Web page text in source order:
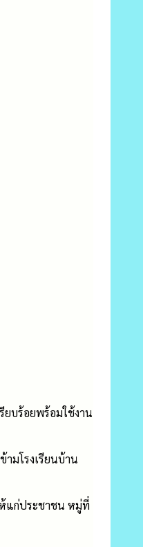
บร้อยพร้อมใช้งาน
ามโรงเรียนบ้าน
ห้แก่ประชาชน หมู่ที่